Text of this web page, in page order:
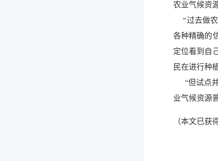
农业气候资
“过去做农
各种精确的
定位看到自
民在进行种
“但试点并
业气候资源
（本文已获